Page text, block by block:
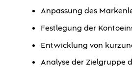
Anpassung des
Festlegung der
Entwicklung von
Analyse der Zielgruppe